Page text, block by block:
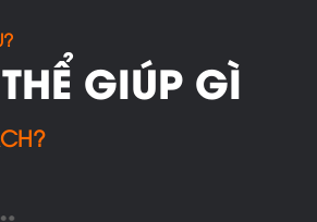
GIÚP GÌ